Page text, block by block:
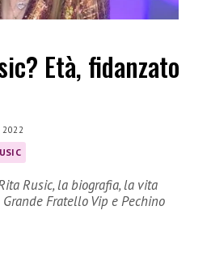
Età, fidanzato
2022
Rusic, la biografia, la vita
Fratello Vip e Pechino